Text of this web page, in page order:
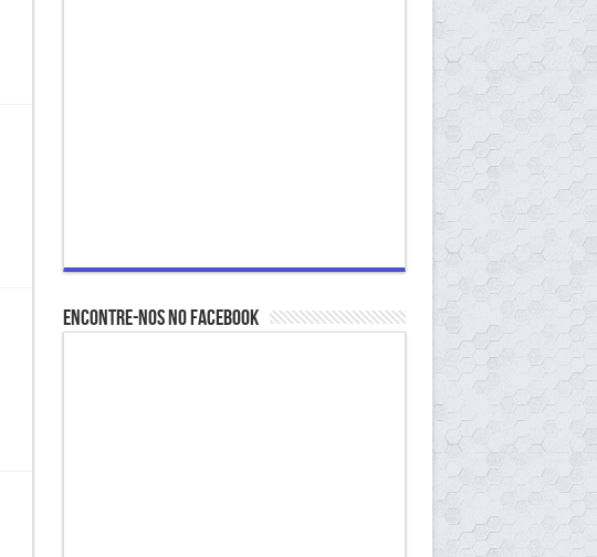
Encontre-nos no Facebook